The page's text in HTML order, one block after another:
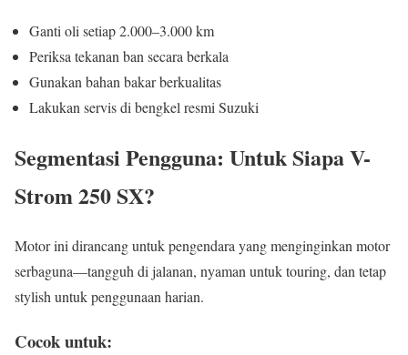
Ganti oli setiap 2.000–3.000 km
Periksa tekanan ban secara berkala
Gunakan bahan bakar berkualitas
Lakukan servis di bengkel resmi Suzuki
Segmentasi Pengguna: Untuk Siapa V-
Strom 250 SX?
Motor ini dirancang untuk pengendara yang menginginkan motor
serbaguna—tangguh di jalanan, nyaman untuk touring, dan tetap
stylish untuk penggunaan harian.
Cocok untuk: